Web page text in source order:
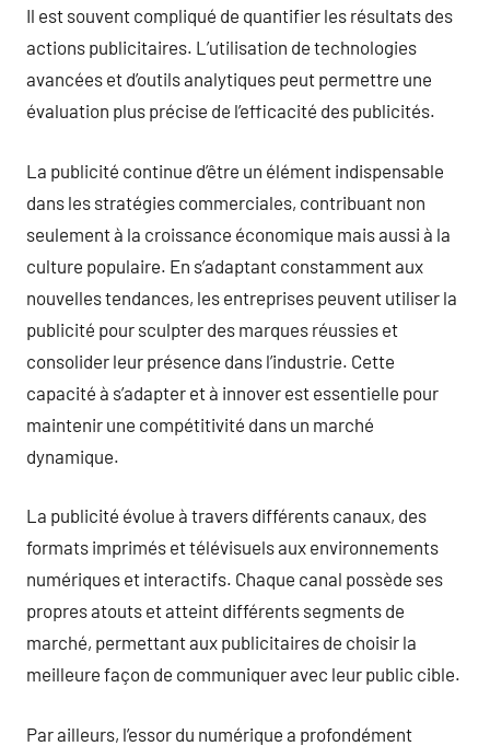
Il est souvent compliqué de quantifier les résultats des
actions publicitaires. L’utilisation de technologies
avancées et d’outils analytiques peut permettre une
évaluation plus précise de l’efficacité des publicités.
La publicité continue d’être un élément indispensable
dans les stratégies commerciales, contribuant non
seulement à la croissance économique mais aussi à la
culture populaire. En s’adaptant constamment aux
nouvelles tendances, les entreprises peuvent utiliser la
publicité pour sculpter des marques réussies et
consolider leur présence dans l’industrie. Cette
capacité à s’adapter et à innover est essentielle pour
maintenir une compétitivité dans un marché
dynamique.
La publicité évolue à travers différents canaux, des
formats imprimés et télévisuels aux environnements
numériques et interactifs. Chaque canal possède ses
propres atouts et atteint différents segments de
marché, permettant aux publicitaires de choisir la
meilleure façon de communiquer avec leur public cible.
Par ailleurs, l’essor du numérique a profondément